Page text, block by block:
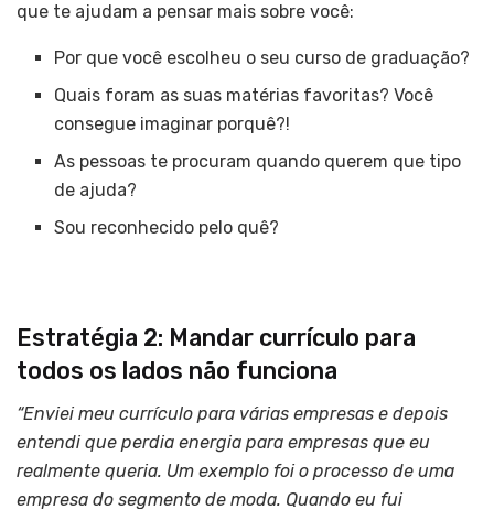
que te ajudam a pensar mais sobre você:
Por que você escolheu o seu curso de graduação?
Quais foram as suas matérias favoritas? Você
consegue imaginar porquê?!
As pessoas te procuram quando querem que tipo
de ajuda?
Sou reconhecido pelo quê?
Estratégia 2: Mandar currículo para
todos os lados não funciona
“Enviei meu currículo para várias empresas e depois
entendi que perdia energia para empresas que eu
realmente queria. Um exemplo foi o processo de uma
empresa do segmento de moda. Quando eu fui